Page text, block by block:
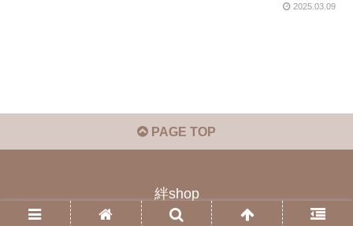
2025.03.09
PAGE TOP
絆shop
© 2023 絆shop.